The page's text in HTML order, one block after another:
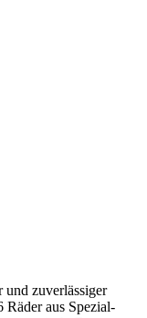
und zuverlässiger
Räder aus Spezial-